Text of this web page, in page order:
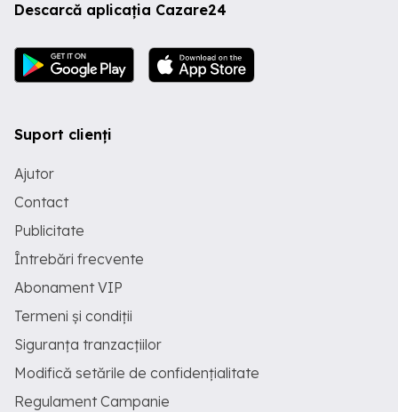
Descarcă aplicația Cazare24
Suport clienți
Ajutor
Contact
Publicitate
Întrebări frecvente
Abonament VIP
Termeni și condiții
Siguranța tranzacțiilor
Modifică setările de confidențialitate
Regulament Campanie